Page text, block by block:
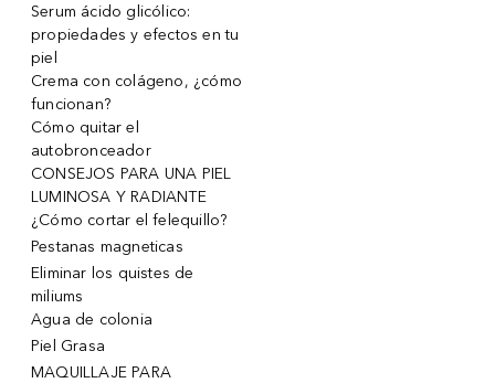
Serum ácido glicólico:
propiedades y efectos en tu
piel
Crema con colágeno, ¿cómo
funcionan?
Cómo quitar el
autobronceador
CONSEJOS PARA UNA PIEL
LUMINOSA Y RADIANTE
¿Cómo cortar el felequillo?
Pestanas magneticas
Eliminar los quistes de
miliums
Agua de colonia
Piel Grasa
MAQUILLAJE PARA